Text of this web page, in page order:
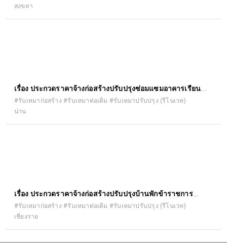
อำเภอระโนด จังหวัดสงขลา ด้วยวิธีประกวดราคาอิเล็กทรอนิกส์
(e-bidding)
สงขลา
เรื่อง ประกวดราคาจ้างก่อสร้างปรับปรุงซ่อมแซมอาคารเรียน
อาคารประกอบ และสิ่งก่อสร้างอื่น ด้วยวิธีประกวดราคา
อิเล็กทรอนิกส์ (e-bidding)
#รับเหมาก่อสร้าง #รับเหมาต่อเติม #รับเหมาปรับปรุง (รีโนเวท)
น่าน
เรื่อง ประกวดราคาจ้างก่อสร้างปรับปรุงบ้านพักข้าราชการ
สำนักงานอัยการจังหวัดเชียงราย ด้วยวิธีประกวดราคา
อิเล็กทรอนิกส์ (e-bidding)
#รับเหมาก่อสร้าง #รับเหมาต่อเติม #รับเหมาปรับปรุง (รีโนเวท)
เชียงราย